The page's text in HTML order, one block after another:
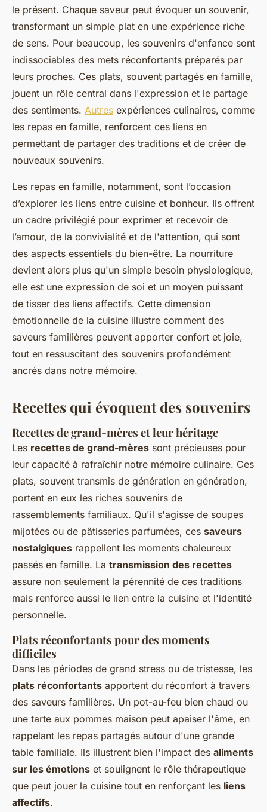
le présent. Chaque saveur peut évoquer un souvenir,
transformant un simple plat en une expérience riche
de sens. Pour beaucoup, les souvenirs d'enfance sont
indissociables des mets réconfortants préparés par
leurs proches. Ces plats, souvent partagés en famille,
jouent un rôle central dans l'expression et le partage
des sentiments. Autres expériences culinaires, comme
les repas en famille, renforcent ces liens en
permettant de partager des traditions et de créer de
nouveaux souvenirs.
Les repas en famille, notamment, sont l’occasion
d’explorer les liens entre cuisine et bonheur. Ils offrent
un cadre privilégié pour exprimer et recevoir de
l’amour, de la convivialité et de l'attention, qui sont
des aspects essentiels du bien-être. La nourriture
devient alors plus qu'un simple besoin physiologique,
elle est une expression de soi et un moyen puissant
de tisser des liens affectifs. Cette dimension
émotionnelle de la cuisine illustre comment des
saveurs familières peuvent apporter confort et joie,
tout en ressuscitant des souvenirs profondément
ancrés dans notre mémoire.
Recettes qui évoquent des souvenirs
Recettes de grand-mères et leur héritage
Les recettes de grand-mères sont précieuses pour
leur capacité à rafraîchir notre mémoire culinaire. Ces
plats, souvent transmis de génération en génération,
portent en eux les riches souvenirs de
rassemblements familiaux. Qu'il s'agisse de soupes
mijotées ou de pâtisseries parfumées, ces saveurs
nostalgiques rappellent les moments chaleureux
passés en famille. La transmission des recettes
assure non seulement la pérennité de ces traditions
mais renforce aussi le lien entre la cuisine et l'identité
personnelle.
Plats réconfortants pour des moments
difficiles
Dans les périodes de grand stress ou de tristesse, les
plats réconfortants apportent du réconfort à travers
des saveurs familières. Un pot-au-feu bien chaud ou
une tarte aux pommes maison peut apaiser l'âme, en
rappelant les repas partagés autour d'une grande
table familiale. Ils illustrent bien l'impact des aliments
sur les émotions et soulignent le rôle thérapeutique
que peut jouer la cuisine tout en renforçant les liens
affectifs.